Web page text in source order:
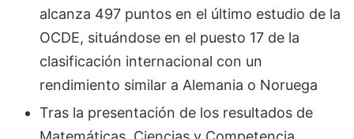
alcanza 497 puntos en el último estudio de la
OCDE, situándose en el puesto 17 de la
clasificación internacional con un
rendimiento similar a Alemania o Noruega
Tras la presentación de los resultados de